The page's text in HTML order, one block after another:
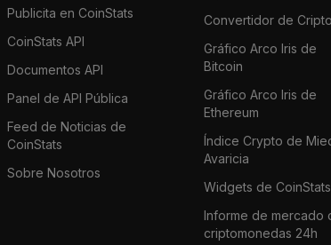
Publicita en CoinStats
CoinStats API
Documentos API
Panel de API Pública
Feed de Noticias de
CoinStats
Sobre Nosotros
Convertidor de Cripto
Gráfico Arco Iris de
Bitcoin
Gráfico Arco Iris de
Ethereum
Índice Crypto de
Avaricia
Widgets de CoinStats
Informe de mercado
criptomonedas 24h